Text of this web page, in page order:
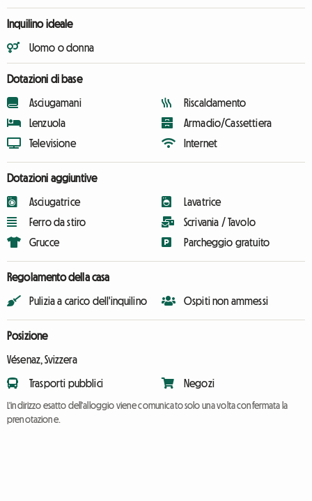
Inquilino ideale
Uomo o donna
Dotazioni di base
Asciugamani
Lenzuola
Televisione
Riscaldamento
Armadio/Cassettiera
Internet
Dotazioni aggiuntive
Asciugatrice
Ferro da stiro
Grucce
Lavatrice
Scrivania / Tavolo
Parcheggio gratuito
Regolamento della casa
Pulizia a carico dell'inquilino Ospiti non ammessi
Posizione
Vésenaz, Svizzera
Trasporti pubblici Negozi
L'indirizzo esatto dell'alloggio viene comunicato solo una volta confermata la
prenotazione.